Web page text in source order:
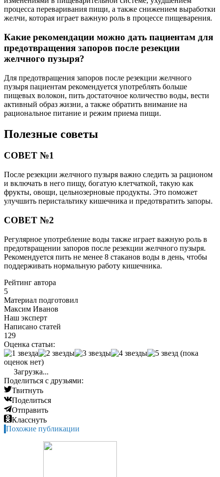
процесса переваривания пищи, а также снижением выработки
желчи, которая играет важную роль в процессе пищеварения.
Какие рекомендации можно дать пациентам для
предотвращения запоров после резекции
желчного пузыря?
Для предотвращения запоров после резекции желчного
пузыря пациентам рекомендуется употреблять больше
пищевых волокон, пить достаточное количество воды, вести
активный образ жизни, а также обратить внимание на
рациональное питание и режим приема пищи.
Полезные советы
СОВЕТ №1
После резекции желчного пузыря важно следить за рационом
и включать в него пищу, богатую клетчаткой, такую как
фрукты, овощи, цельнозерновые продукты. Это поможет
улучшить перистальтику кишечника и предотвратить запоры.
СОВЕТ №2
Регулярное употребление воды также играет важную роль в
предотвращении запоров после резекции желчного пузыря.
Рекомендуется пить не менее 8 стаканов воды в день, чтобы
поддерживать нормальную работу кишечника.
Рейтинг автора
5
Материал подготовил
Максим Иванов
Наш эксперт
Написано статей
129
Оценка статьи:
(пока
оценок нет)
Загрузка...
Поделиться с друзьями:
Твитнуть
Поделиться
Отправить
Класснуть
Похожие публикации